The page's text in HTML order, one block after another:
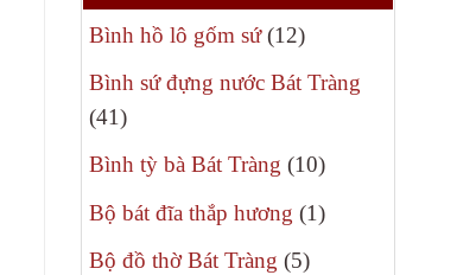
Bình hồ lô gốm sứ 1212
Bình sứ đựng nước Bát Tràng
4141
sản
phẩm
Bình tỳ bà Bát Tràng 1010
phẩm
Bộ bát đĩa thắp hương 11
Bộ đồ thờ Bát Tràng 55